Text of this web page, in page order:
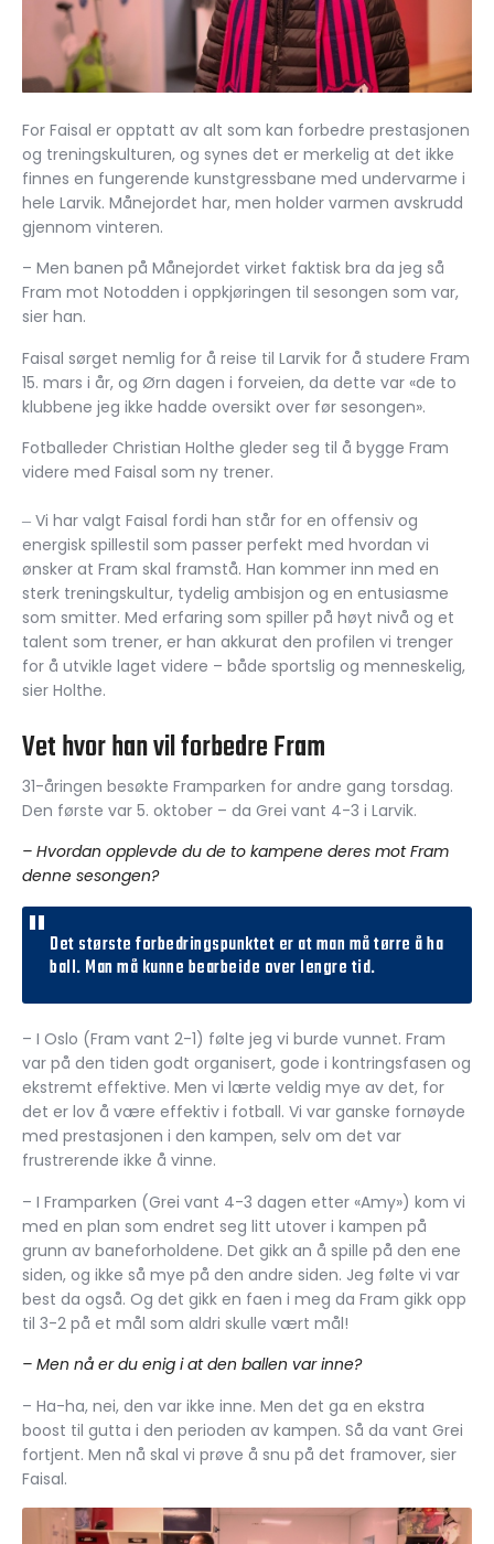
For Faisal er opptatt av alt som kan forbedre prestasjonen
og treningskulturen, og synes det er merkelig at det ikke
finnes en fungerende kunstgressbane med undervarme i
hele Larvik. Månejordet har, men holder varmen avskrudd
gjennom vinteren.
– Men banen på Månejordet virket faktisk bra da jeg så
Fram mot Notodden i oppkjøringen til sesongen som var,
sier han.
Faisal sørget nemlig for å reise til Larvik for å studere Fram
15. mars i år, og Ørn dagen i forveien, da dette var «de to
klubbene jeg ikke hadde oversikt over før sesongen».
Fotballeder Christian Holthe gleder seg til å bygge Fram
videre med Faisal som ny trener.
– Vi har valgt Faisal fordi han står for en offensiv og
energisk spillestil som passer perfekt med hvordan vi
ønsker at Fram skal framstå. Han kommer inn med en
sterk treningskultur, tydelig ambisjon og en entusiasme
som smitter. Med erfaring som spiller på høyt nivå og et
talent som trener, er han akkurat den profilen vi trenger
for å utvikle laget videre – både sportslig og menneskelig,
sier Holthe.
Vet hvor han vil forbedre Fram
31-åringen besøkte Framparken for andre gang torsdag.
Den første var 5. oktober – da Grei vant 4-3 i Larvik.
– Hvordan opplevde du de to kampene deres mot Fram
denne sesongen?
Det største forbedringspunktet er at man må tørre å ha
ball. Man må kunne bearbeide over lengre tid.
– I Oslo (Fram vant 2-1) følte jeg vi burde vunnet. Fram
var på den tiden godt organisert, gode i kontringsfasen og
ekstremt effektive. Men vi lærte veldig mye av det, for
det er lov å være effektiv i fotball. Vi var ganske fornøyde
med prestasjonen i den kampen, selv om det var
frustrerende ikke å vinne.
– I Framparken (Grei vant 4-3 dagen etter «Amy») kom vi
med en plan som endret seg litt utover i kampen på
grunn av baneforholdene. Det gikk an å spille på den ene
siden, og ikke så mye på den andre siden. Jeg følte vi var
best da også. Og det gikk en faen i meg da Fram gikk opp
til 3-2 på et mål som aldri skulle vært mål!
– Men nå er du enig i at den ballen var inne?
– Ha-ha, nei, den var ikke inne. Men det ga en ekstra
boost til gutta i den perioden av kampen. Så da vant Grei
fortjent. Men nå skal vi prøve å snu på det framover, sier
Faisal.